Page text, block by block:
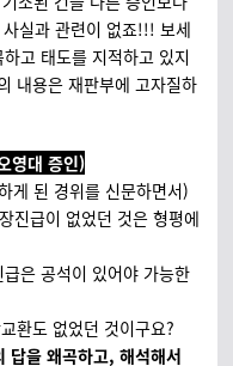
실과 관련이 없죠!!! 보세
고 태도를 지적하고 있지
내용은 재판부에 고자질하
영대 증인)
게 된 경위를 신문하면서)
진급이 없었던 것은 형평에
은 공석이 있어야 가능한
환도 없었던 것이구요?
답을 왜곡하고, 해석해서